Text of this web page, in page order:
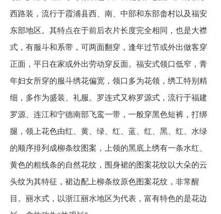
西路装，流行于霞浦县西、南、中部和东部畲村以及福安
东部地区。其特点在于前后衣片长度完全相同，也是大襟
式，有服斗和系带，可两面翻穿，逢年过节或外出做客穿
正面，平日在家或外出劳动穿反面。福安式领口低窄，青
年妇女所穿的服斗绣花偏宽，领口多为花领，绣工特别精
细，多作为盛装、礼服。罗连式又称罗源式，流行于福建
罗源、连江和宁德南部飞鸾一带，一般穿黑色短裤，打绑
腿，领上花色由红、黄、绿、红、蓝、红、黑、红、水绿
的顺序排列成柳条纹图案，上领的黑底上绣有一条水红、
黄色的粗线条的自然花纹，围身裙的图案花纹以大朵的云
头纹为其特征，裙边配上柳条纹原色图案花纹，非常醒
目。丽水式，以浙江丽水地区为代表，富有特色的是花边